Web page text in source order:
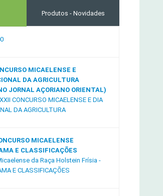
Produtos - Novidades
MICAELENSE E
DA AGRICULTURA
JORNAL AÇORIANO ORIENTAL)
MICAELENSE
E CLASSIFICAÇÕES